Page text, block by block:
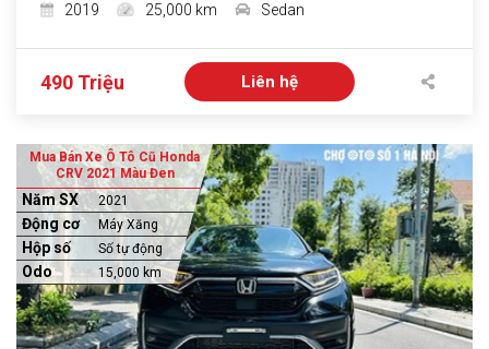
2019
25,000 km Sedan
490 Triệu Liên hệ
Mua Bán Xe Ô Tô Cũ Honda
CRV 2021 Màu Đen
Năm SX 2021
Động cơ Máy Xăng
Hộp số Số tự động
Odo 15,000 km